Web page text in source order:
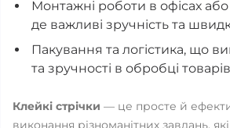
Монтажні роботи в офісах
де важливі зручність та
Пакування та логістика, що
та зручності в обробці
Клейкі стрічки — це просте й
виконання різноманітних завдань,